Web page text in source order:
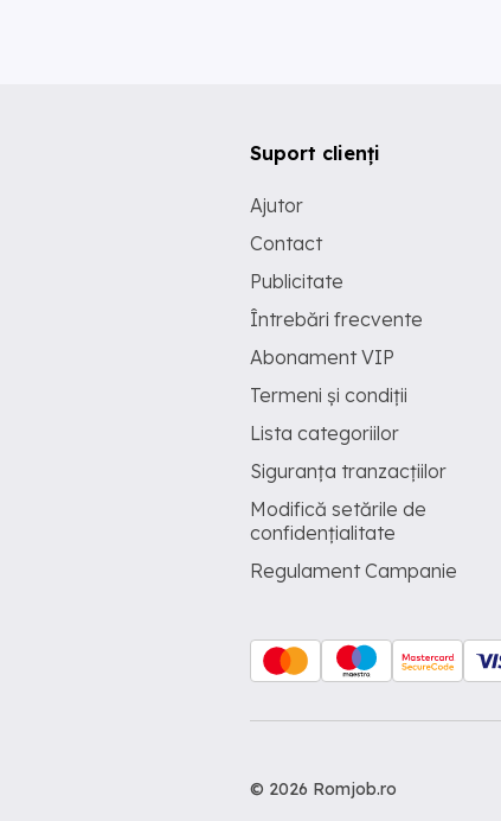
Suport clienți
Ajutor
Contact
Publicitate
Întrebări frecvente
Abonament VIP
Termeni și condiții
Lista categoriilor
Siguranța tranzacțiilor
Modifică setările de
confidențialitate
Regulament Campanie
© 2026 Romjob.ro